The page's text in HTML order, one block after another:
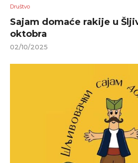
Društvo
Sajam domaće rakije u
oktobra
02/10/2025